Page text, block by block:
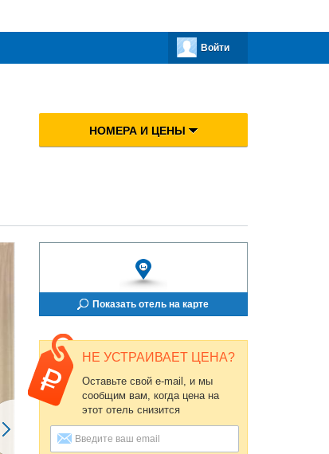
Войти
НОМЕРА И ЦЕНЫ
Показать отель на карте
НЕ УСТРАИВАЕТ ЦЕНА?
Оставьте свой e-mail, и мы
сообщим вам, когда цена на
этот отель снизится